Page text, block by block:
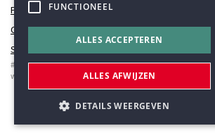
Privacy
Cookiestatement
Sitemap
#codedwithlove byCodelines
webapplicaties
mobiele apps&maatwerk websites
FUNCTIONEEL
ALLES ACCEPTEREN
ALLES AFWIJZEN
DETAILS WEERGEVEN